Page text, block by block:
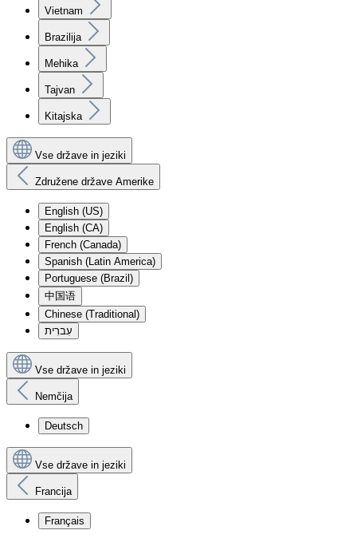
Vietnam
Brazilija
Mehika
Tajvan
Kitajska
Vse države in jeziki
Združene države Amerike
English (US)
English (CA)
French (Canada)
Spanish (Latin America)
Portuguese (Brazil)
中国语
Chinese (Traditional)
עִברִית
Vse države in jeziki
Nemčija
Deutsch
Vse države in jeziki
Francija
Français